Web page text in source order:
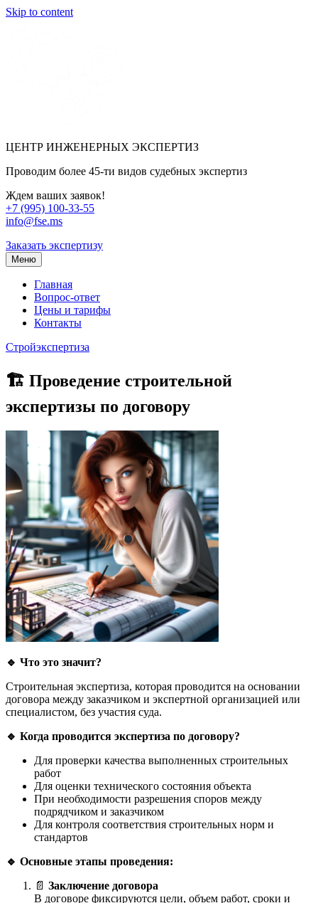
Skip to content
ЦЕНТР ИНЖЕНЕРНЫХ ЭКСПЕРТИЗ
Проводим более 45-ти видов судебных экспертиз
Ждем ваших заявок!
+7 (995) 100-33-55
info@fse.ms
Заказать экспертизу
Меню
Главная
Вопрос-ответ
Цены и тарифы
Контакты
Стройэкспертиза
🏗 Проведение строительной
экспертизы по договору
🔹 Что это значит?
Строительная экспертиза, которая проводится на основании
договора между заказчиком и экспертной организацией или
специалистом, без участия суда.
🔹 Когда проводится экспертиза по договору?
Для проверки качества выполненных строительных
работ
Для оценки технического состояния объекта
При необходимости разрешения споров между
подрядчиком и заказчиком
Для контроля соответствия строительных норм и
стандартов
🔹 Основные этапы проведения:
📄 Заключение договора
В договоре фиксируются цели, объем работ, сроки и